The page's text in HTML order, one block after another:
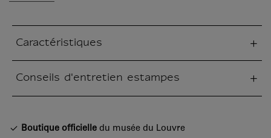
Caractéristiques
Conseils d'entretien estampes
Boutique officielle du musée du Louvre